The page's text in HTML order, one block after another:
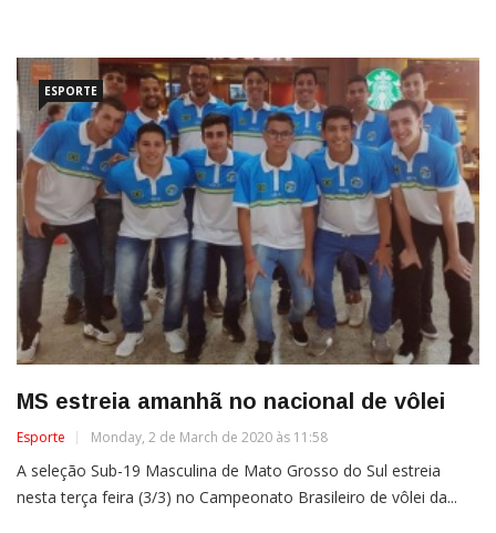
ESPORTE
MS estreia amanhã no nacional de vôlei
Esporte Monday, 2 de March de 2020 às 11:58
A seleção Sub-19 Masculina de Mato Grosso do Sul estreia
nesta terça feira (3/3) no Campeonato Brasileiro de vôlei da...